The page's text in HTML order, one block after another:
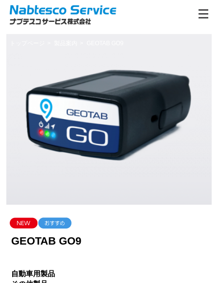
GEOTAB GO9
自動車用製品